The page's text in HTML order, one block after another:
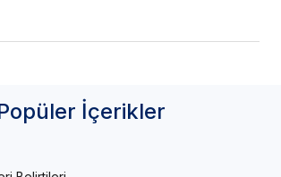
İçerikler